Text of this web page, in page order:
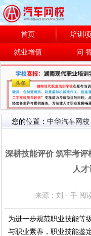
首页 培训
就业增值 问
您的位置：中华汽车网校
深耕技能评价 筑牢考
人
来源：刘一手 阅
为进一步规范职业技能等
与职业素养，职业技能鉴